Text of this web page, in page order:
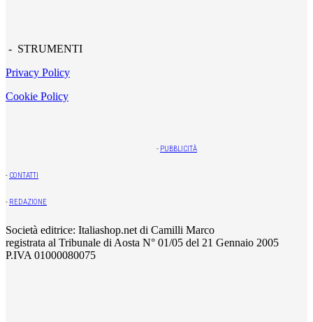
- STRUMENTI
Privacy Policy
Cookie Policy
- PUBBLICITÀ
- CONTATTI
- REDAZIONE
Società editrice: Italiashop.net di Camilli Marco
registrata al Tribunale di Aosta N° 01/05 del 21 Gennaio 2005
P.IVA 01000080075